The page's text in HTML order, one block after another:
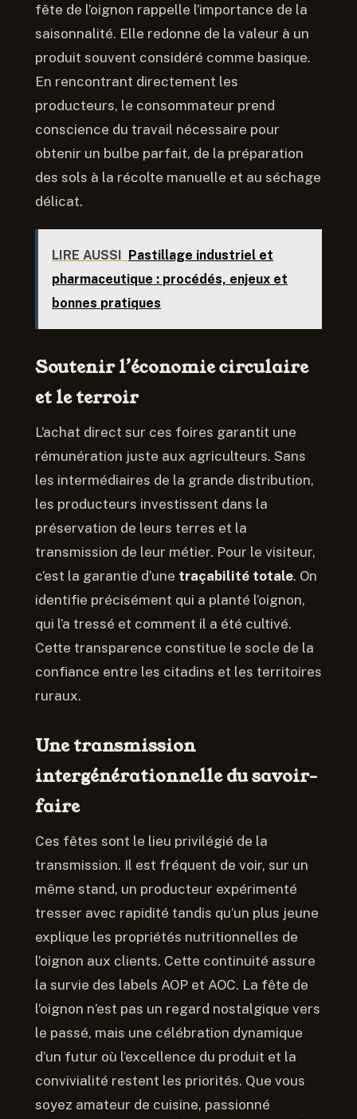
fête de l’oignon rappelle l’importance de la
saisonnalité. Elle redonne de la valeur à un
produit souvent considéré comme basique.
En rencontrant directement les
producteurs, le consommateur prend
conscience du travail nécessaire pour
obtenir un bulbe parfait, de la préparation
des sols à la récolte manuelle et au séchage
délicat.
LIRE AUSSI
Pastillage industriel et
pharmaceutique : procédés, enjeux et
bonnes pratiques
Soutenir l’économie circulaire
et le terroir
L’achat direct sur ces foires garantit une
rémunération juste aux agriculteurs. Sans
les intermédiaires de la grande distribution,
les producteurs investissent dans la
préservation de leurs terres et la
transmission de leur métier. Pour le visiteur,
c’est la garantie d’une traçabilité totale. On
identifie précisément qui a planté l’oignon,
qui l’a tressé et comment il a été cultivé.
Cette transparence constitue le socle de la
confiance entre les citadins et les territoires
ruraux.
Une transmission
intergénérationnelle du savoir-
faire
Ces fêtes sont le lieu privilégié de la
transmission. Il est fréquent de voir, sur un
même stand, un producteur expérimenté
tresser avec rapidité tandis qu’un plus jeune
explique les propriétés nutritionnelles de
l’oignon aux clients. Cette continuité assure
la survie des labels AOP et AOC. La fête de
l’oignon n’est pas un regard nostalgique vers
le passé, mais une célébration dynamique
d’un futur où l’excellence du produit et la
convivialité restent les priorités. Que vous
soyez amateur de cuisine, passionné